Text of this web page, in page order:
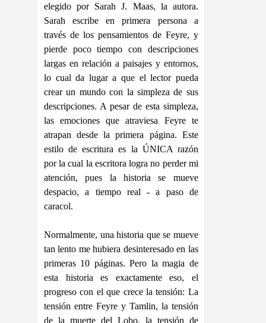
elegido por Sarah J. Maas, la autora.
Sarah escribe en primera persona a
través de los pensamientos de Feyre, y
pierde poco tiempo con descripciones
largas en relación a paisajes y entornos,
lo cual da lugar a que el lector pueda
crear un mundo con la simpleza de sus
descripciones. A pesar de esta simpleza,
las emociones que atraviesa Feyre te
atrapan desde la primera página. Este
estilo de escritura es la ÚNICA razón
por la cual la escritora logra no perder mi
atención, pues la historia se mueve
despacio, a tiempo real - a paso de
caracol.
Normalmente, una historia que se mueve
tan lento me hubiera desinteresado en las
primeras 10 páginas. Pero la magia de
esta historia es exactamente eso, el
progreso con el que crece la tensión: La
tensión entre Feyre y Tamlin, la tensión
de la muerte del Lobo, la tensión de